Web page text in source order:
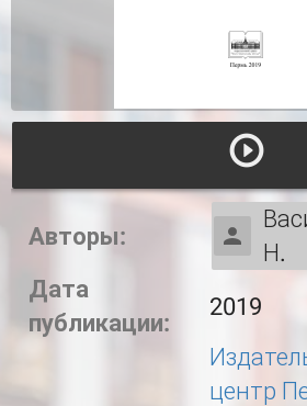
Авторы:
Н.
Дата
публикации:
2019
центр